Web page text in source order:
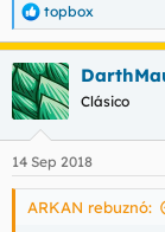
R
e
a
c
c
i
e
s
topbox
Clásico
14 Sep 2018
ARKAN rebuznó: